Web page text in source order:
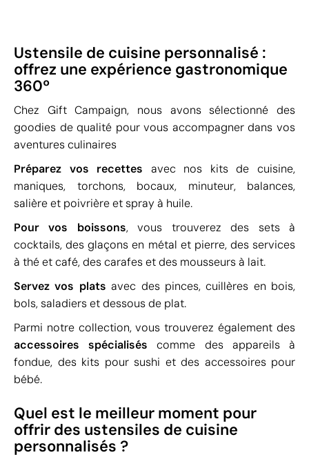
Ustensile de cuisine personnalisé :
offrez une expérience gastronomique
360º
Chez Gift Campaign, nous avons sélectionné des
goodies de qualité pour vous accompagner dans vos
aventures culinaires
Préparez vos recettes avec nos kits de cuisine,
maniques, torchons, bocaux, minuteur, balances,
salière et poivrière et spray à huile.
Pour vos boissons, vous trouverez des sets à
cocktails, des glaçons en métal et pierre, des services
à thé et café, des carafes et des mousseurs à lait.
Servez vos plats avec des pinces, cuillères en bois,
bols, saladiers et dessous de plat.
Parmi notre collection, vous trouverez également des
accessoires spécialisés comme des appareils à
fondue, des kits pour sushi et des accessoires pour
bébé.
Quel est le meilleur moment pour
offrir des ustensiles de cuisine
personnalisés ?